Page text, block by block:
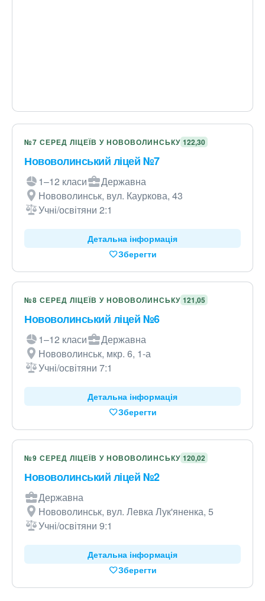
№7 СЕРЕД ЛІЦЕЇВ У НОВОВОЛИНСЬКУ 122,30
Нововолинський ліцей №7
1–12 класи
Державна
Нововолинськ, вул. Кауркова, 43
Учні/освітяни 2:1
Детальна інформація
Зберегти
№8 СЕРЕД ЛІЦЕЇВ У НОВОВОЛИНСЬКУ 121,05
Нововолинський ліцей №6
1–12 класи
Державна
Нововолинськ, мкр. 6, 1-а
Учні/освітяни 7:1
Детальна інформація
Зберегти
№9 СЕРЕД ЛІЦЕЇВ У НОВОВОЛИНСЬКУ 120,02
Нововолинський ліцей №2
Державна
Нововолинськ, вул. Левка Лук'яненка, 5
Учні/освітяни 9:1
Детальна інформація
Зберегти